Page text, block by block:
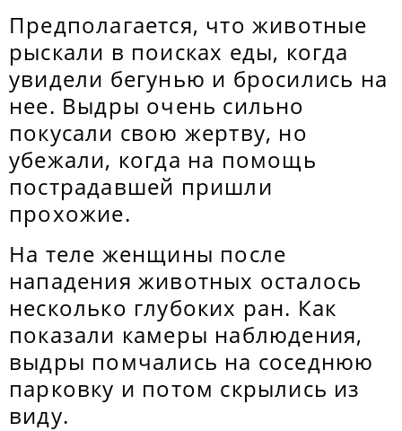
Предполагается, что животные
рыскали в поисках еды, когда
увидели бегунью и бросились на
нее. Выдры очень сильно
покусали свою жертву, но
убежали, когда на помощь
пострадавшей пришли
прохожие.
На теле женщины после
нападения животных осталось
несколько глубоких ран. Как
показали камеры наблюдения,
выдры помчались на соседнюю
парковку и потом скрылись из
виду.